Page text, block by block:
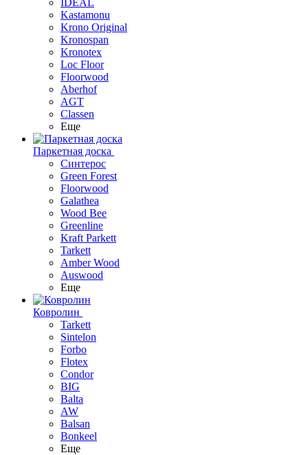
IDEAL
Kastamonu
Krono Original
Kronospan
Kronotex
Loc Floor
Floorwood
Aberhof
AGT
Classen
Еще
Паркетная доска
Синтерос
Green Forest
Floorwood
Galathea
Wood Bee
Greenline
Kraft Parkett
Tarkett
Amber Wood
Auswood
Еще
Ковролин
Tarkett
Sintelon
Forbo
Flotex
Condor
BIG
Balta
AW
Balsan
Bonkeel
Еще